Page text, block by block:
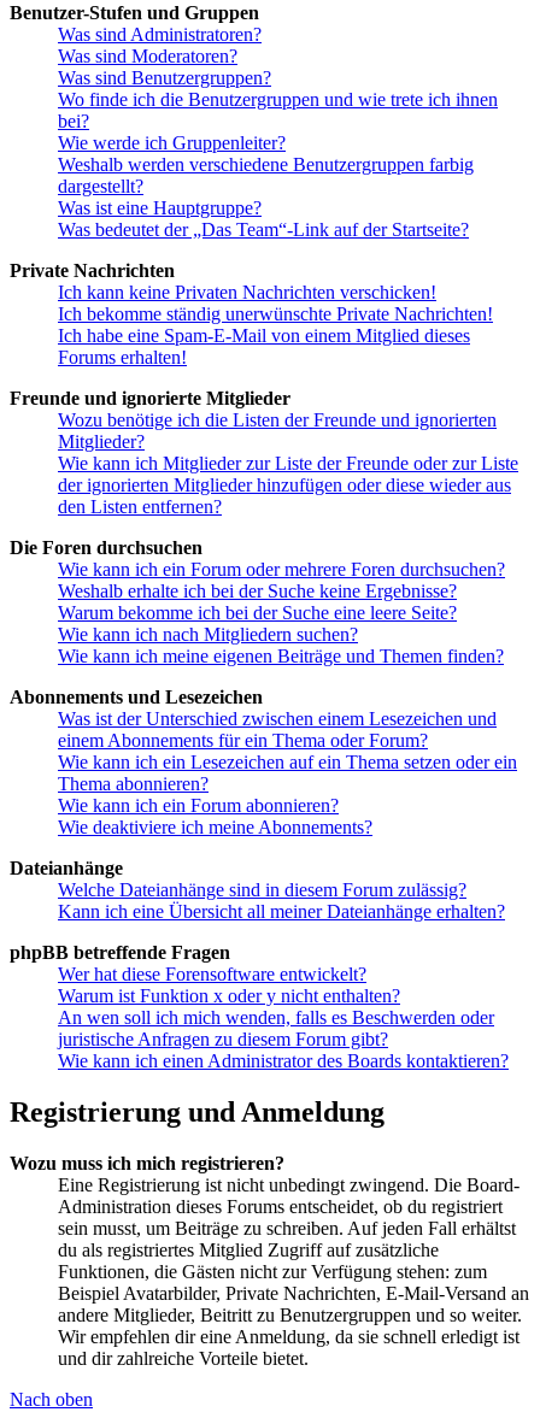
Benutzer-Stufen und Gruppen
Was sind Administratoren?
Was sind Moderatoren?
Was sind Benutzergruppen?
Wo finde ich die Benutzergruppen und wie trete ich ihnen
bei?
Wie werde ich Gruppenleiter?
Weshalb werden verschiedene Benutzergruppen farbig
dargestellt?
Was ist eine Hauptgruppe?
Was bedeutet der „Das Team“-Link auf der Startseite?
Private Nachrichten
Ich kann keine Privaten Nachrichten verschicken!
Ich bekomme ständig unerwünschte Private Nachrichten!
Ich habe eine Spam-E-Mail von einem Mitglied dieses
Forums erhalten!
Freunde und ignorierte Mitglieder
Wozu benötige ich die Listen der Freunde und ignorierten
Mitglieder?
Wie kann ich Mitglieder zur Liste der Freunde oder zur Liste
der ignorierten Mitglieder hinzufügen oder diese wieder aus
den Listen entfernen?
Die Foren durchsuchen
Wie kann ich ein Forum oder mehrere Foren durchsuchen?
Weshalb erhalte ich bei der Suche keine Ergebnisse?
Warum bekomme ich bei der Suche eine leere Seite?
Wie kann ich nach Mitgliedern suchen?
Wie kann ich meine eigenen Beiträge und Themen finden?
Abonnements und Lesezeichen
Was ist der Unterschied zwischen einem Lesezeichen und
einem Abonnements für ein Thema oder Forum?
Wie kann ich ein Lesezeichen auf ein Thema setzen oder ein
Thema abonnieren?
Wie kann ich ein Forum abonnieren?
Wie deaktiviere ich meine Abonnements?
Dateianhänge
Welche Dateianhänge sind in diesem Forum zulässig?
Kann ich eine Übersicht all meiner Dateianhänge erhalten?
phpBB betreffende Fragen
Wer hat diese Forensoftware entwickelt?
Warum ist Funktion x oder y nicht enthalten?
An wen soll ich mich wenden, falls es Beschwerden oder
juristische Anfragen zu diesem Forum gibt?
Wie kann ich einen Administrator des Boards kontaktieren?
Registrierung und Anmeldung
Wozu muss ich mich registrieren?
Eine Registrierung ist nicht unbedingt zwingend. Die Board-
Administration dieses Forums entscheidet, ob du registriert
sein musst, um Beiträge zu schreiben. Auf jeden Fall erhältst
du als registriertes Mitglied Zugriff auf zusätzliche
Funktionen, die Gästen nicht zur Verfügung stehen: zum
Beispiel Avatarbilder, Private Nachrichten, E-Mail-Versand an
andere Mitglieder, Beitritt zu Benutzergruppen und so weiter.
Wir empfehlen dir eine Anmeldung, da sie schnell erledigt ist
und dir zahlreiche Vorteile bietet.
Nach oben